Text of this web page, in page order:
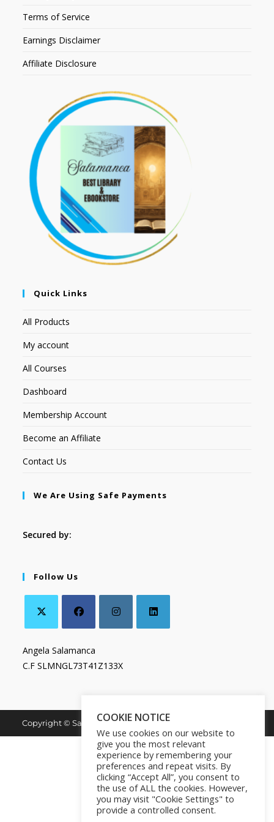
Terms of Service
Earnings Disclaimer
Affiliate Disclosure
Quick Links
All Products
My account
All Courses
Dashboard
Membership Account
Become an Affiliate
Contact Us
We Are Using Safe Payments
Secured by:
Follow Us
Angela Salamanca
C.F SLMNGL73T41Z133X
Copyright © Salamanca Book & Store. All Rights Reserved.
COOKIE NOTICE
We use cookies on our website to
give you the most relevant
experience by remembering your
preferences and repeat visits. By
clicking “Accept All”, you consent to
the use of ALL the cookies. However,
you may visit "Cookie Settings" to
provide a controlled consent.